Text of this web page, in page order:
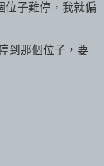
位子難停，我就偏
到那個位子，要